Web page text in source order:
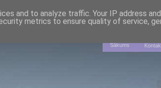
Sākums
and to analyze traffic. Your IP address
metrics to ensure quality of service,